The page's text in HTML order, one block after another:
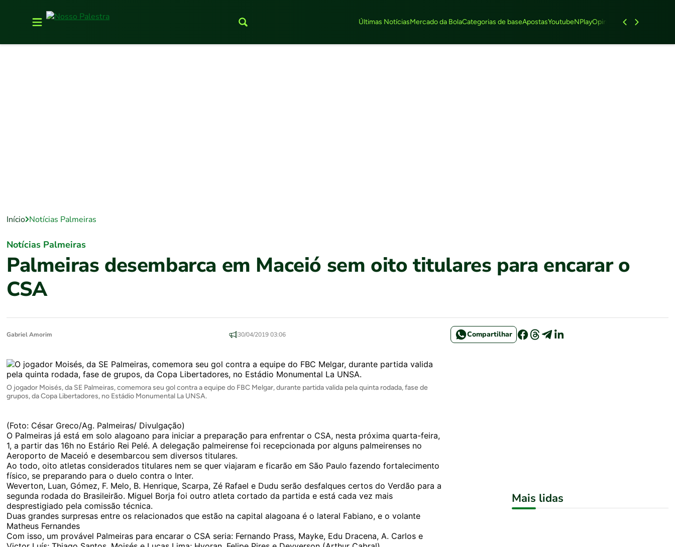
Últimas NotíciasMercado da BolaCategorias de baseApostasYoutubeNPlayOpinião Feminino
Início Notícias Palmeiras
Notícias Palmeiras
Palmeiras desembarca em Maceió sem oito titulares para encarar o
CSA
Gabriel Amorim 30/04/2019 03:06 Compartilhar
O jogador Moisés, da SE Palmeiras, comemora seu gol contra a equipe do FBC Melgar, durante partida valida pela quinta rodada, fase de
grupos, da Copa Libertadores, no Estádio Monumental La UNSA.
(Foto: César Greco/Ag. Palmeiras/ Divulgação)
O Palmeiras já está em solo alagoano para iniciar a preparação para enfrentar o CSA, nesta próxima quarta-feira,
1, a partir das 16h no Estário Rei Pelé. A delegação palmeirense foi recepcionada por alguns palmeirenses no
Aeroporto de Maceió e desembarcou sem diversos titulares.
Ao todo, oito atletas considerados titulares nem se quer viajaram e ficarão em São Paulo fazendo fortalecimento
físico, se preparando para o duelo contra o Inter.
Weverton, Luan, Gómez, F. Melo, B. Henrique, Scarpa, Zé Rafael e Dudu serão desfalques certos do Verdão para a
segunda rodada do Brasileirão. Miguel Borja foi outro atleta cortado da partida e está cada vez mais
desprestigiado pela comissão técnica.
Duas grandes surpresas entre os relacionados que estão na capital alagoana é o lateral Fabiano, e o volante
Matheus Fernandes
Com isso, um provável Palmeiras para encarar o CSA seria: Fernando Prass, Mayke, Edu Dracena, A. Carlos e
Mais lidas